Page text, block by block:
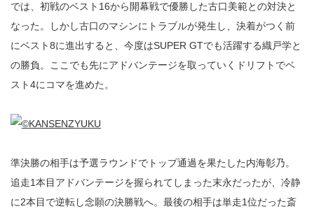
では、初戦のベスト16から開幕戦で優勝した古口美範との対決と
なった。しかし古口のマシンにトラブルが発生し、決着がつく前
にベスト8に進出すると、今度はSUPER GTでも活躍する織戸学と
の勝負。ここでも先にアドバンテージを取っていくドリフトでベ
スト4にコマを進めた。
準決勝の相手は予選ラウンドでトップ通過を果たした内海彰乃。
追走1本目アドバンテージを握られてしまった末永だったが、冷静
に2本目で逆転し念願の決勝戦へ。最後の相手は単走1位だった斎